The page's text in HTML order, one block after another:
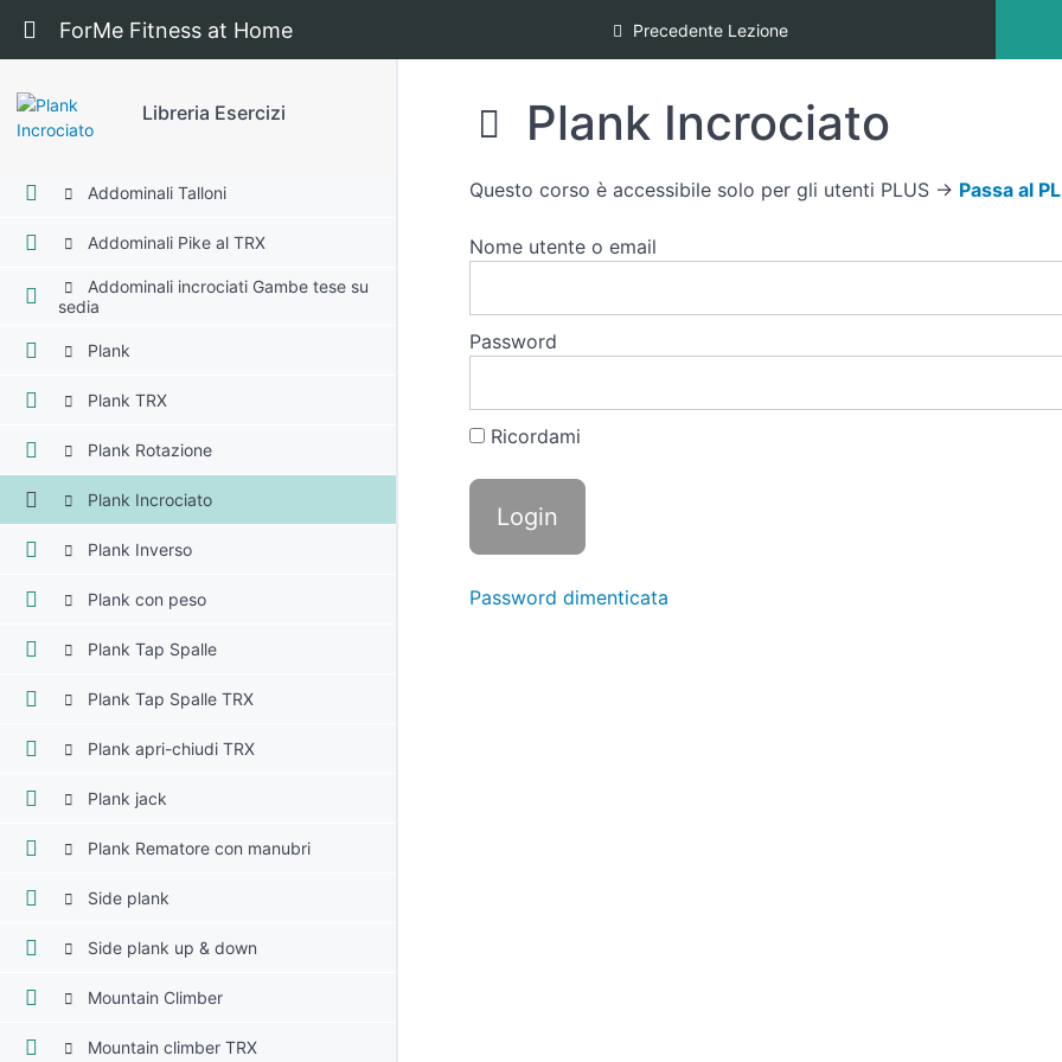
Ritorna a corso: Libreria Esercizi
ForMe Fitness at Home Precedente Lezione
Libreria Esercizi
Addominali Criss-Cross su sedia
Addominali Russian Twist
Addominali Talloni
Addominali Pike al TRX
Addominali incrociati Gambe tese su
sedia
Plank
Plank TRX
Plank Rotazione
Plank Incrociato
Plank Inverso
Plank con peso
Plank Tap Spalle
Plank Tap Spalle TRX
Plank apri-chiudi TRX
Plank jack
Plank Rematore con manubri
Side plank
Side plank up & down
Mountain Climber
Mountain climber TRX
Plank Incrociato
Questo corso è accessibile solo per gli utenti PLUS → Passa al
Nome utente o email
Password
Ricordami
Password dimenticata